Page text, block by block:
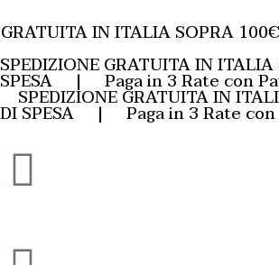
IN ITALIA SOPRA 100€
SPEDIZIONE GRATUITA IN
SPESA | Paga in 3 Rate con
SPEDIZIONE GRATUITA IN
DI SPESA | Paga in 3 Rate